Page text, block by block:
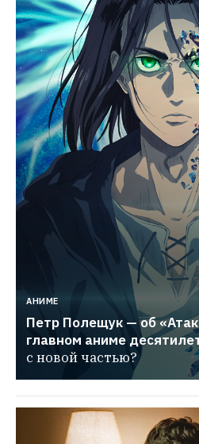
АНИМЕ
Петр Полещук — об
главном аниме
с новой частью?